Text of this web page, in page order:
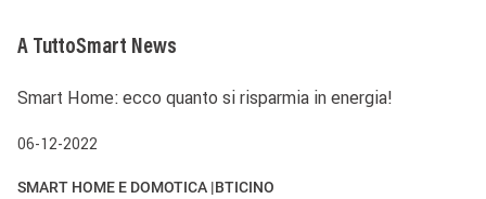
pane
A TuttoSmart News
Smart Home: ecco quanto si risparmia in energia!
06-12-2022
SMART HOME E DOMOTICA |BTICINO